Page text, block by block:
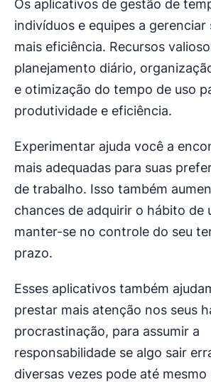
Os aplicativos de gestão de
indivíduos e equipes a
mais eficiência. Recursos
planejamento diário,
e otimização do tempo de uso
produtividade e eficiência.
Experimentar ajuda você a
mais adequadas para suas
de trabalho. Isso também
chances de adquirir o hábito de
manter-se no controle do seu
prazo.
Esses aplicativos também
prestar mais atenção nos seus
procrastinação, para assumir a
responsabilidade se algo sair
diversas vezes pode até